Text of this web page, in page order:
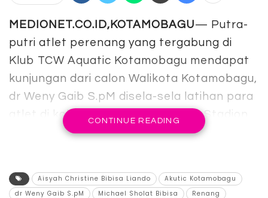
MEDIONET.CO.ID,KOTAMOBAGU— Putra-
putri atlet perenang yang tergabung di
Klub TCW Aquatic Kotamobagu mendapat
kunjungan dari calon Walikota Kotamobagu,
dr Weny Gaib S.pM disela-sela latihan para
atlet di kolam renang di kompleks Stadion
Gelora Ambang, Rabu 23 Septmeber 2024.
memberikan motivasi dan dukungan
CONTINUE READING
Aisyah Christine Bibisa Liando
Akutic Kotamobagu
dr Weny Gaib S.pM
Michael Sholat Bibisa
Renang